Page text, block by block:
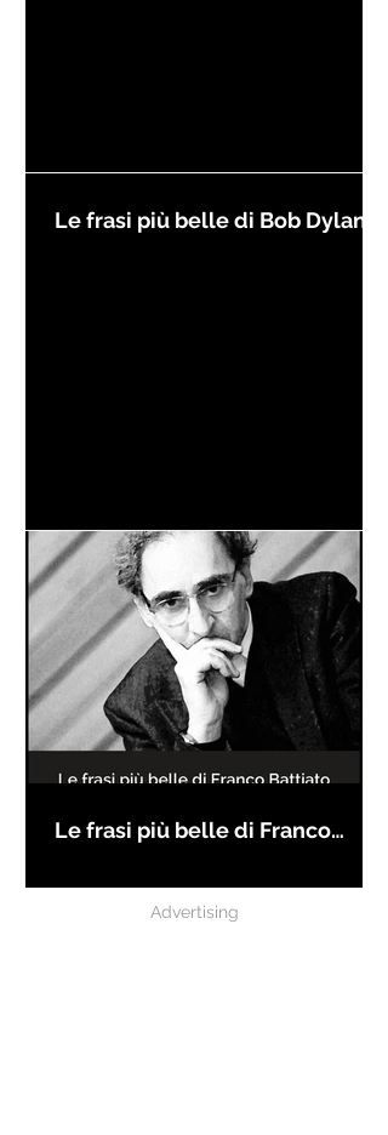
Le frasi più belle di Bob Dylan
Le frasi più belle di Franco
Advertising